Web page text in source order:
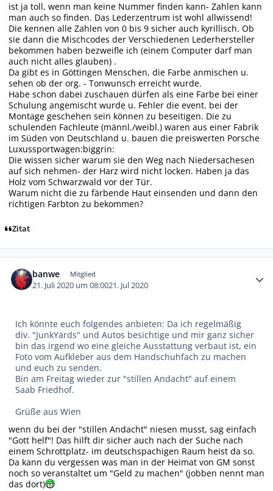
ist ja toll, wenn man keine Nummer finden kann- Zahlen kann
man auch so finden. Das Lederzentrum ist wohl allwissend!
Die kennen alle Zahlen von 0 bis 9 sicher auch kyrillisch. Ob
sie dann die Mischcodes der Verschiedenen Lederhersteller
bekommen haben bezweifle ich (einem Computer darf man
auch nicht alles glauben) .
Da gibt es in Göttingen Menschen, die Farbe anmischen u.
sehen ob der org. - Tonwunsch erreicht wurde.
Habe schon dabei zuschauen dürfen als eine Farbe bei einer
Schulung angemischt wurde u. Fehler die event. bei der
Montage geschehen sein können zu beseitigen. Die zu
schulenden Fachleute (männl./weibl.) waren aus einer Fabrik
im Süden von Deutschland u. bauen die preiswerten Porsche
Luxussportwagen:biggrin:
Die wissen sicher warum sie den Weg nach Niedersachesen
auf sich nehmen- der Harz wird nicht locken. Haben ja das
Holz vom Schwarzwald vor der Tür.
Warum nicht die zu färbende Haut einsenden und dann den
richtigen Farbton zu bekommen?
Zitat
banwe Mitglied
21. Juli 2020 um 08:0021. Jul 2020
Ich könnte euch folgendes anbieten: Da ich regelmäßig
div. "JunkYards" und Autos besichtige und mir ganz sicher
bin das irgend wo eine gleiche Ausstattung verbaut ist, ein
Foto vom Aufkleber aus dem Handschuhfach zu machen
und euch zu senden.
Bin am Freitag wieder zur "stillen Andacht" auf einem
Saab Friedhof.
Grüße aus Wien
wenn du bei der "stillen Andacht" niesen musst, sag einfach
"Gott helf"! Das hilft dir sicher auch nach der Suche nach
einem Schrottplatz- im deutschspachigen Raum heist da so.
Da kann du vergessen was man in der Heimat von GM sonst
noch so veranstaltet um "Geld zu machen" (jobben nennt man
das dort)